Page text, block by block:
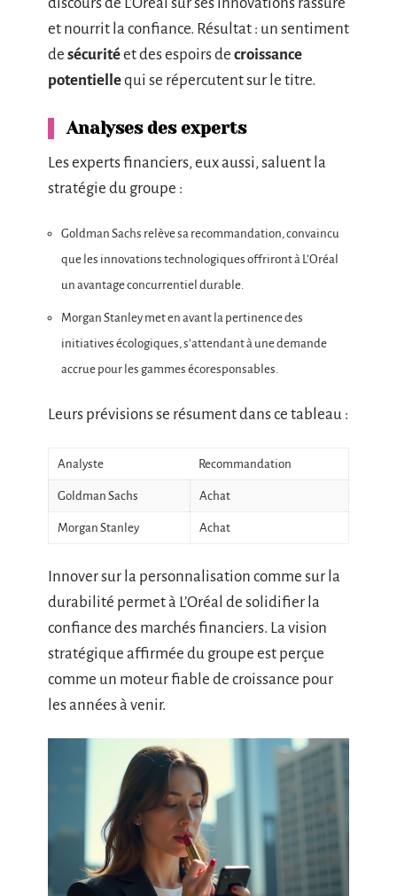
et nourrit la confiance. Résultat : un sentiment
de sécuritéet des espoirs de croissance
potentiellequi se répercutent sur le titre.
Analyses des experts
Les experts financiers, eux aussi, saluent la
stratégie du groupe :
Goldman Sachs relève sa recommandation, convaincu
que les innovations technologiques offriront à L’Oréal
un avantage concurrentiel durable.
Morgan Stanley met en avant la pertinence des
initiatives écologiques, s’attendant à une demande
accrue pour les gammes écoresponsables.
Leurs prévisions se résument dans ce tableau :
Analyste Recommandation
Goldman Sachs Achat
Morgan Stanley Achat
Innover sur la personnalisation comme sur la
durabilité permet à L’Oréal de solidifier la
confiance des marchés financiers. La vision
stratégique affirmée du groupe est perçue
comme un moteur fiable de croissance pour
les années à venir.